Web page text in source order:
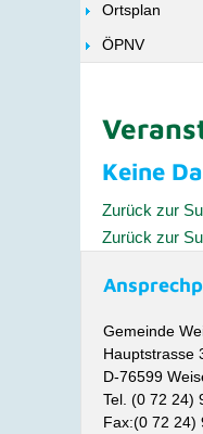
Ortsplan
ÖPNV
Keine
Zurück zur
Zurück zur
Gemeinde
Hauptstrasse
D-76599
Tel. (0 72 24)
Fax:(0 72 24)